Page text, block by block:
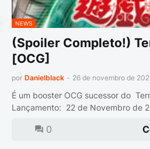
NEWS
(Spoiler Completo!)
[OCG]
por Danielblack - 26 de novembro de
É um booster OCG sucessor do
Lançamento: 22 de Novembro de
0